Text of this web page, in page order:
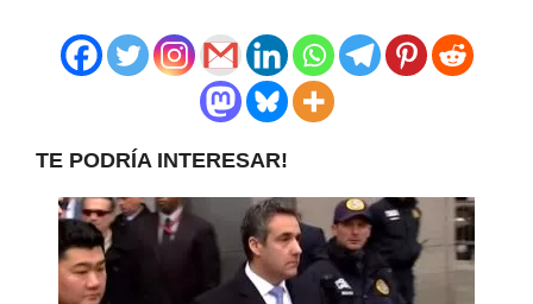
TE PODRÍA INTERESAR!